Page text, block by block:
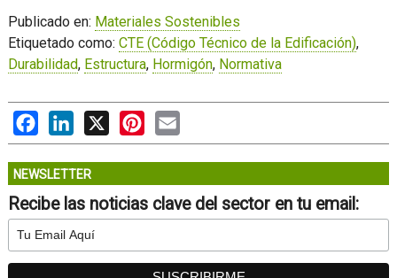
Publicado en: Materiales Sostenibles
Etiquetado como: CTE (Código Técnico de la Edificación),
Durabilidad, Estructura, Hormigón, Normativa
FacebookLinkedIn
X PinterestEmail
NEWSLETTER
Recibe las noticias clave del sector en tu email: